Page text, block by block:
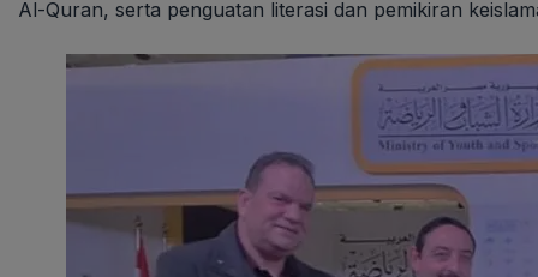
Al-Quran, serta penguatan literasi dan pemikiran